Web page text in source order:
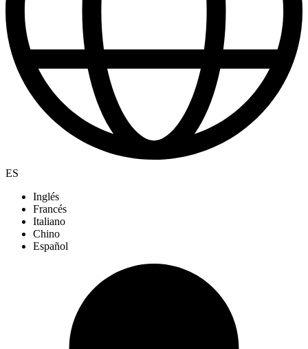
ES
Inglés
Francés
Italiano
Chino
Español